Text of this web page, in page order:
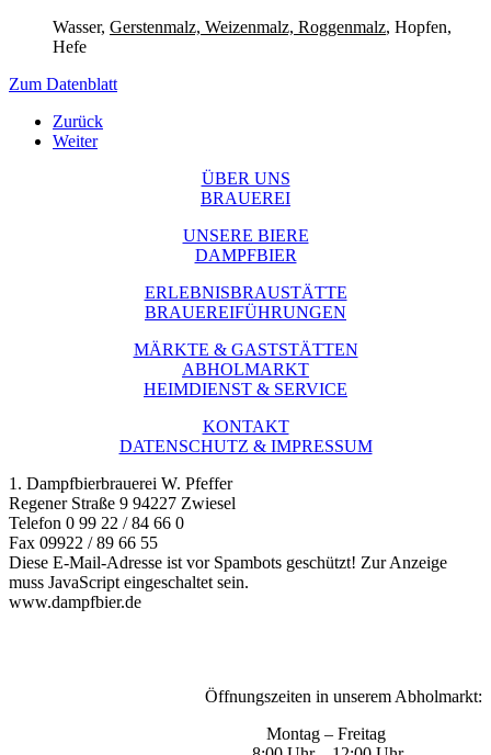
Wasser, Gerstenmalz, Weizenmalz, Roggenmalz, Hopfen,
Hefe
Zum Datenblatt
Zurück
Weiter
ÜBER UNS
BRAUEREI
UNSERE BIERE
DAMPFBIER
ERLEBNISBRAUSTÄTTE
BRAUEREIFÜHRUNGEN
MÄRKTE & GASTSTÄTTEN
ABHOLMARKT
HEIMDIENST & SERVICE
KONTAKT
DATENSCHUTZ & IMPRESSUM
1. Dampfbierbrauerei W. Pfeffer
Regener Straße 9 94227 Zwiesel
Telefon 0 99 22 / 84 66 0
Fax 09922 / 89 66 55
Diese E-Mail-Adresse ist vor Spambots geschützt! Zur Anzeige
muss JavaScript eingeschaltet sein.
www.dampfbier.de
Öffnungszeiten in unserem Abholmarkt:
Montag – Freitag